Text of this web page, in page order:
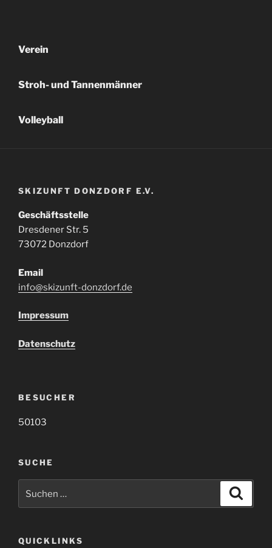
Verein
Stroh- und Tannenmänner
Volleyball
SKIZUNFT DONZDORF E.V.
Geschäftsstelle
Dresdener Str. 5
73072 Donzdorf
Email
info@skizunft-donzdorf.de
Impressum
Datenschutz
BESUCHER
50103
SUCHE
nach:
QUICKLINKS